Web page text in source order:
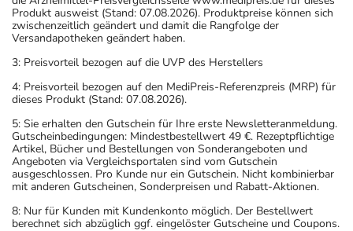
Produkt ausweist (Stand: 07.08.2026). Produktpreise können sich
zwischenzeitlich geändert und damit die Rangfolge der
Versandapotheken geändert haben.
3: Preisvorteil bezogen auf die UVP des Herstellers
4: Preisvorteil bezogen auf den MediPreis-Referenzpreis (MRP) für
dieses Produkt (Stand: 07.08.2026).
5: Sie erhalten den Gutschein für Ihre erste Newsletteranmeldung.
Gutscheinbedingungen: Mindestbestellwert 49 €. Rezeptpflichtige
Artikel, Bücher und Bestellungen von Sonderangeboten und
Angeboten via Vergleichsportalen sind vom Gutschein
ausgeschlossen. Pro Kunde nur ein Gutschein. Nicht kombinierbar
mit anderen Gutscheinen, Sonderpreisen und Rabatt-Aktionen.
8: Nur für Kunden mit Kundenkonto möglich. Der Bestellwert
berechnet sich abzüglich ggf. eingelöster Gutscheine und Coupons.